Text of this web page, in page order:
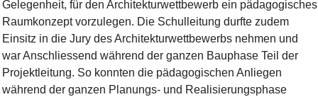
Gelegenheit, für den Architekturwettbewerb ein pädagogisches
Raumkonzept vorzulegen. Die Schulleitung durfte zudem
Einsitz in die Jury des Architekturwettbewerbs nehmen und
war Anschliessend während der ganzen Bauphase Teil der
Projektleitung. So konnten die pädagogischen Anliegen
während der ganzen Planungs- und Realisierungsphase